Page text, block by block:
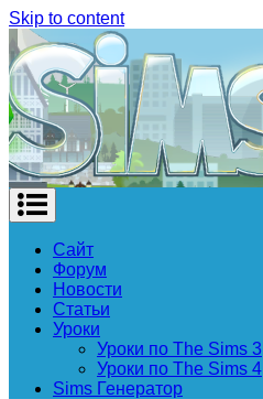
Skip to content
Сайт
Форум
Новости
Статьи
Уроки
Уроки по The Sims 3
Уроки по The Sims 4
Sims Генератор